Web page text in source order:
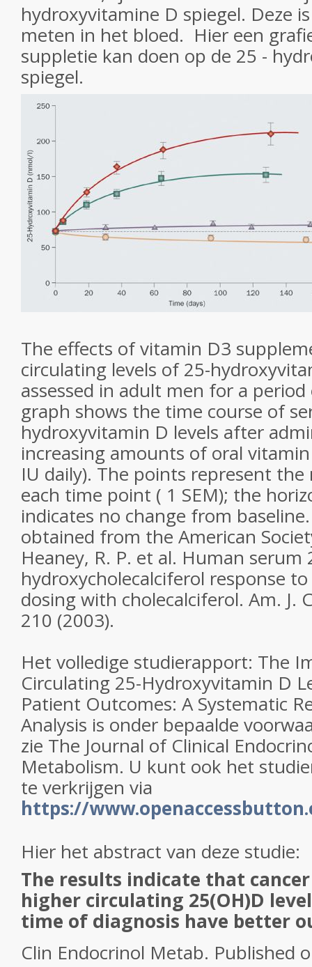
hydroxyvitamine D spiegel. Deze
meten in het bloed. Hier een
suppletie kan doen op de 25 -
spiegel.
The effects of vitamin D3
circulating levels of 25-
assessed in adult men for a
graph shows the time course of
hydroxyvitamin D levels after
increasing amounts of oral
IU daily). The points represent the
each time point ( 1 SEM); the
indicates no change from
obtained from the American
Heaney, R. P. et al. Human serum
hydroxycholecalciferol response
dosing with cholecalciferol. Am. J.
210 (2003).
Het volledige studierapport: The
Circulating 25-Hydroxyvitamin D
Patient Outcomes: A Systematic
Analysis is onder bepaalde
zie The Journal of Clinical
Metabolism. U kunt ook het
te verkrijgen via
https://
Hier het abstract van deze studie:
The results indicate that
higher circulating 25(OH)D
time of diagnosis have better
Clin Endocrinol Metab. Published